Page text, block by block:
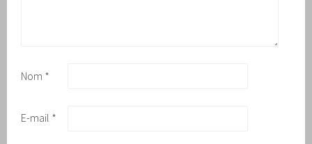
Nom *
E-mail *